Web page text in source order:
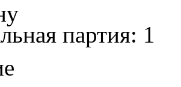
партия: 1